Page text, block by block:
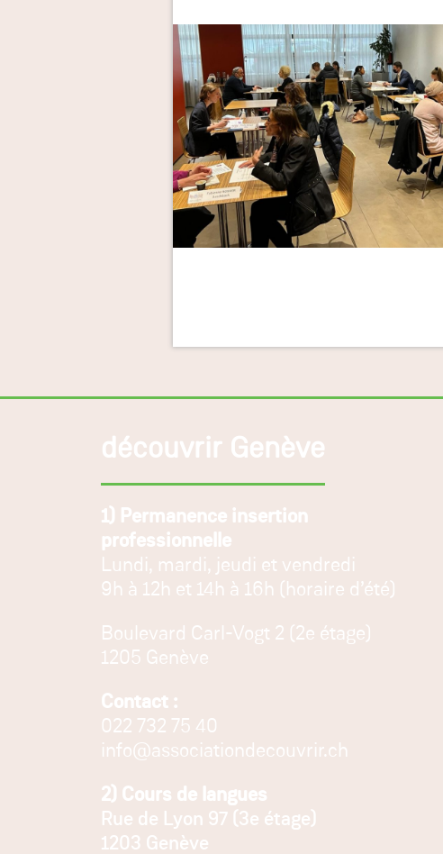
découvrir Genève
1) Permanence insertion
professionnelle
Lundi, mardi, jeudi et vendredi
9h à 12h et 14h à 16h (horaire d’été)
Boulevard Carl-Vogt 2 (2e étage)
1205 Genève
Contact :
022 732 75 40
info@associationdecouvrir.ch
2) Cours de langues
Rue de Lyon 97 (3e étage)
1203 Genève